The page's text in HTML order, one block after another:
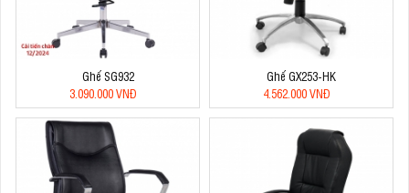
Ghế SG932
3.090.000 VNĐ
Ghế GX253-HK
4.562.000 VNĐ